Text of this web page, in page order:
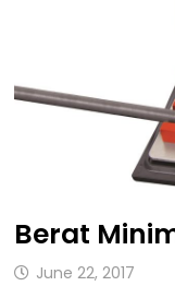
Berat
June 22, 2017